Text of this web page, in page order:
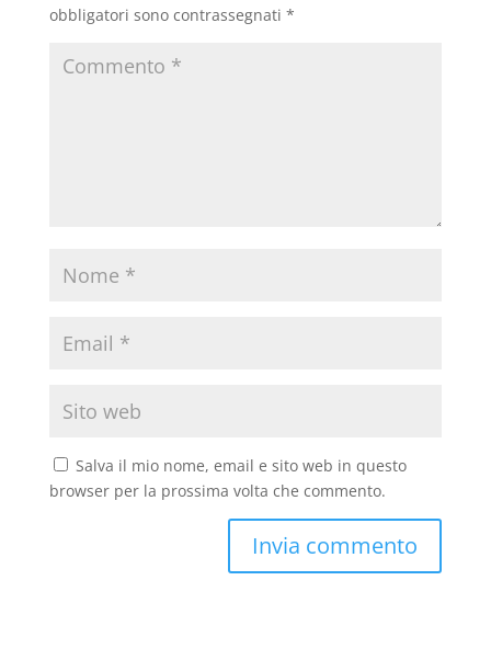
obbligatori sono contrassegnati *
Salva il mio nome, email e sito web in questo
browser per la prossima volta che commento.